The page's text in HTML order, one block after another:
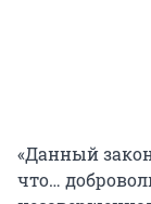
«Данный
что…